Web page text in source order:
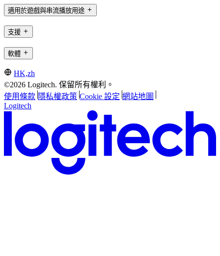
適用於遊戲與串流播放用途
支援
軟體
HK,zh
©2026 Logitech. 保留所有權利。
使用條款 隱私權政策 Cookie 設定 網站地圖
Logitech